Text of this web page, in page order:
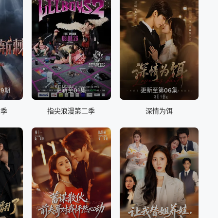
期 更新至01集
指尖浪漫第二季
更新至第06集
深情为饵